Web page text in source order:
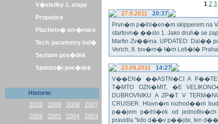
V�sledky 1. etapy
Propozice
Plachetn� sm�rnice
Tech. parametry lod�
Seznam pos�dek
Sponzo�i pos�dek
Historie:
2010
2009 2008
2007
2006
2005 2004
2003
1 2 3
27.9.2011
20:37
Prvn�m p�ihl�en�m skipperem na
startovn� ��slo 1. Jako druh� se
Martin Zv��ina. UPDATED: Dal��
Verich, 8. tov�rn� t�m Leti�t� Praha
23.09.2011
14:27
V��EN� ��ASTN�CI A
T�MTO OZN�MIT, �E
DUBROVNIKU A ZP�T V
CRUISER. Hlavn�m rozhod��m
p��jem p�ihl�ek od
pravidla "kdo d��v p��jde, ten